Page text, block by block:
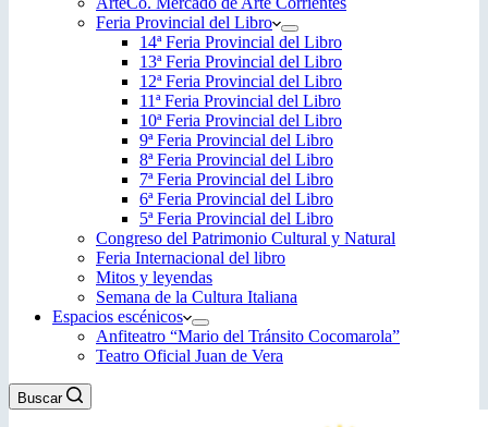
Feria Provincial del Libro
14ª Feria Provincial del Libro
13ª Feria Provincial del Libro
12ª Feria Provincial del Libro
11ª Feria Provincial del Libro
10ª Feria Provincial del Libro
9ª Feria Provincial del Libro
8ª Feria Provincial del Libro
7ª Feria Provincial del Libro
6ª Feria Provincial del Libro
5ª Feria Provincial del Libro
Congreso del Patrimonio Cultural y Natural
Feria Internacional del libro
Mitos y leyendas
Semana de la Cultura Italiana
Espacios escénicos
Anfiteatro “Mario del Tránsito Cocomarola”
Teatro Oficial Juan de Vera
Buscar